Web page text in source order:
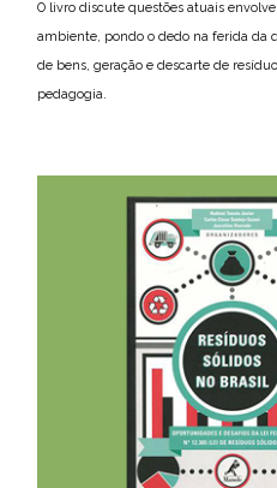
O livro discute questões atuais
ambiente, pondo o dedo na ferida da
de bens, geração e descarte de
pedagogia.